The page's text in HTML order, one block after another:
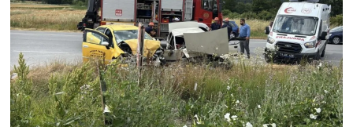
Karadeniz Haberleri
Ulusal Haberler
Teknoloji Haberleri